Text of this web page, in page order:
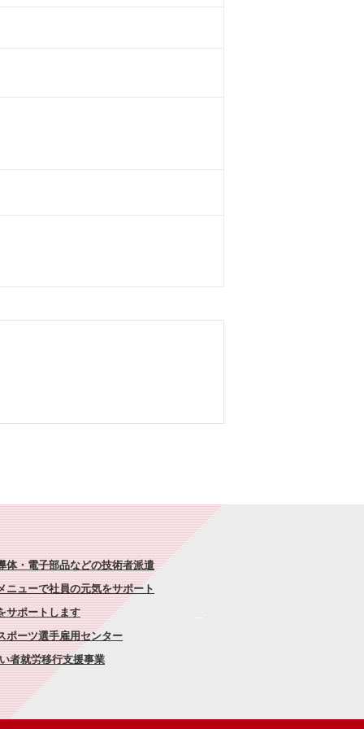
体・電子部品などの技術者派遣
ニューで社員の元気をサポート
サポートします
ポーツ選手雇用センター
者就労移行支援事業